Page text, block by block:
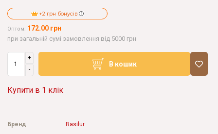
+2 грн бонусів
Оптом: 172.00 грн
при загальній сумі замовлення від 5000 грн
+
-
В кошик
Купити в 1 клік
Бренд
Basilur